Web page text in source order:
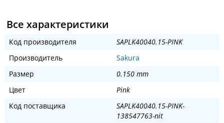
Все характеристики
Код производителя
SAPLK40040.15-PINK
Производитель
Sakura
Размер
0.150 mm
Цвет
Pink
Код поставщика
SAPLK40040.15-PINK-
138547763-nit